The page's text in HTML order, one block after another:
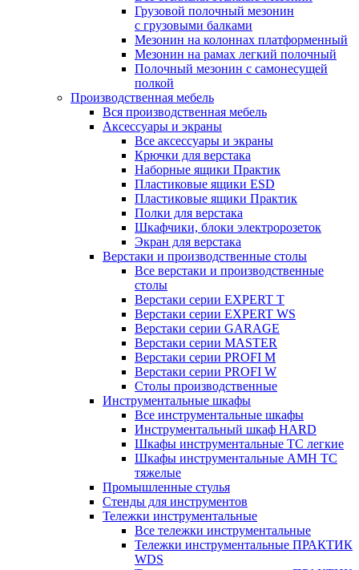
Грузовой полочный мезонин
с грузовыми балками
Мезонин на колоннах платформенный
Мезонин на рамах легкий полочный
Полочный мезонин с самонесущей
полкой
Производственная мебель
Вся производственная мебель
Аксессуары и экраны
Все аксессуары и экраны
Крючки для верстака
Наборные ящики Практик
Пластиковые ящики ESD
Пластиковые ящики Практик
Полки для верстака
Шкафчики, блоки электророзеток
Экран для верстака
Верстаки и производственные столы
Все верстаки и производственные
столы
Верстаки серии EXPERT T
Верстаки серии EXPERT WS
Верстаки серии GARAGE
Верстаки серии MASTER
Верстаки серии PROFI M
Верстаки серии PROFI W
Столы производственные
Инструментальные шкафы
Все инструментальные шкафы
Инструментальный шкаф HARD
Шкафы инструментальные ТС легкие
Шкафы инструментальные AMH TC
тяжелые
Промышленные стулья
Стенды для инструментов
Тележки инструментальные
Все тележки инструментальные
Тележки инструментальные ПРАКТИК
WDS